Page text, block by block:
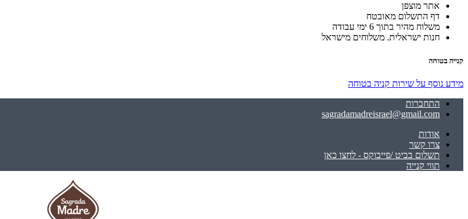
אתר מוצפן
דף התשלום מאובטח
משלוח מהיר בתוך 6 ימי עבודה
חנות ישראלית. משלוחים מישראל
קנייה בטוחה
מידע נוסף על שירות קניה בטוחה
התחברות
sagradamadreisrael@gmail.com
אודות
צרו קשר
תשלום בביט /פייבוקס - לחצו כאן
תווי קנייה